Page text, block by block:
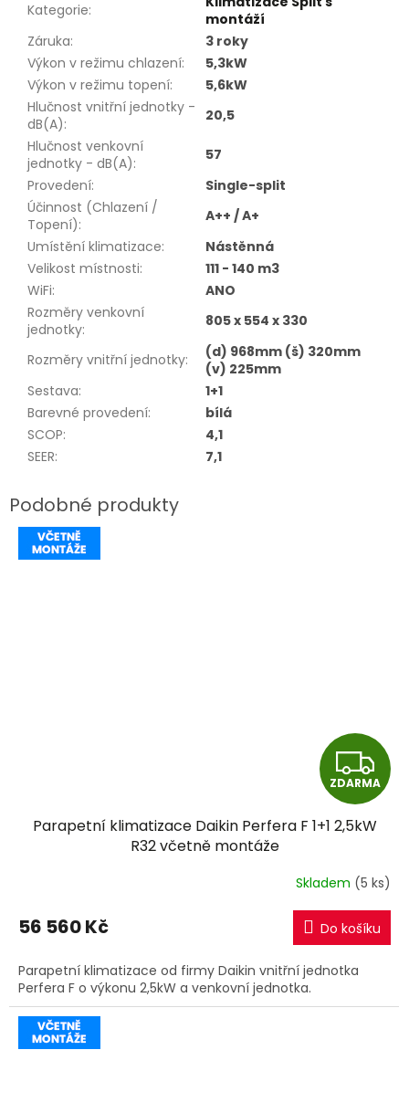
Kategorie:
montáží
Záruka:
3 roky
Výkon v režimu chlazení:
5,3kW
Výkon v režimu topení:
5,6kW
Hlučnost vnitřní jednotky -
dB(A):
20,5
Hlučnost venkovní
jednotky - dB(A):
57
Provedení:
Single-split
Účinnost (Chlazení /
Topení):
A++ / A+
Umístění klimatizace:
Nástěnná
Velikost místnosti:
111 - 140 m3
WiFi:
ANO
Rozměry venkovní
jednotky: 805 x 554 x 330
Rozměry vnitřní jednotky:
(d) 968mm (š) 320mm
(v) 225mm
Sestava:
1+1
Barevné provedení:
bílá
SCOP:
4,1
SEER: 7,1
Z
D
A
R
M
A
ZDARMA
Parapetní klimatizace Daikin Perfera F 1+1 2,5kW
R32 včetně montáže
Skladem (5 ks)
56 560 Kč Do košíku
Parapetní klimatizace od firmy Daikin vnitřní jednotka
Perfera F o výkonu 2,5kW a venkovní jednotka.